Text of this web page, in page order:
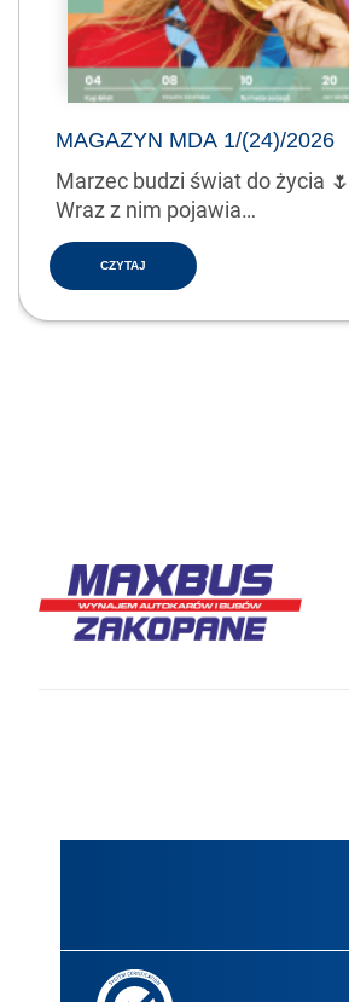
MAGAZYN MDA 1/(24)/2026
Marzec budzi świat do życia 🌷
Wraz z nim pojawia…
CZYTAJ